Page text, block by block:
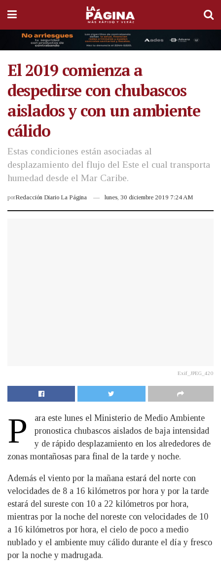
El 2019 comienza a
despedirse con chubascos
aislados y con un ambiente
cálido
Estas condiciones están asociadas al
desplazamiento del flujo del Este el cual transporta
humedad desde el Mar Caribe.
porRedacción Diario La Página lunes, 30 diciembre 2019 7:24 AM
Exif_JPEG_420
P
ara este lunes el Ministerio de Medio Ambiente
pronostica chubascos aislados de baja intensidad
y de rápido desplazamiento en los alrededores de
zonas montañosas para final de la tarde y noche.
Además el viento por la mañana estará del norte con
velocidades de 8 a 16 kilómetros por hora y por la tarde
estará del sureste con 10 a 22 kilómetros por hora,
mientras por la noche del noreste con velocidades de 10
a 16 kilómetros por hora, el cielo de poco a medio
nublado y el ambiente muy cálido durante el día y fresco
por la noche y madrugada.